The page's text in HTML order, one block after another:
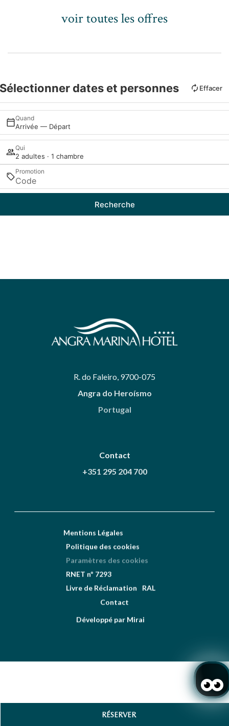
RÉSERVER
voir toutes les offres
Sélectionner dates et personnes Effacer
Quand
Arrivée — Départ
Qui
2 adultes · 1 chambre
Promotion
Recherche
R. do Faleiro, 9700-075
Angra do Heroísmo
Portugal
Contact
+351 295 204 700
Mentions Légales
Politique des cookies
Paramètres des cookies
RNET nº 7293
Livre de Réclamation
RAL
Contact
Développé par Mirai